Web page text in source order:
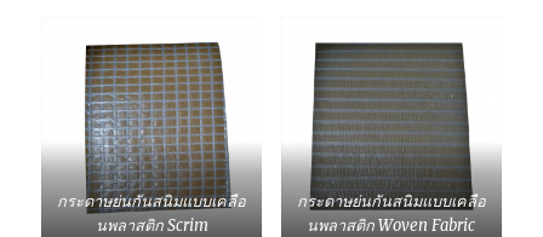
กระดาษย่นกันสนิมแบบเคลือ
นพลาสติก Scrim
กระดาษย่นกันสนิมแบบเคลือ
นพลาสติก Woven Fabric